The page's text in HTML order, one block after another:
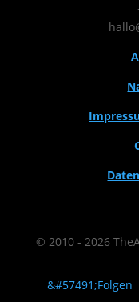
© 2010 - 2026
Folgen